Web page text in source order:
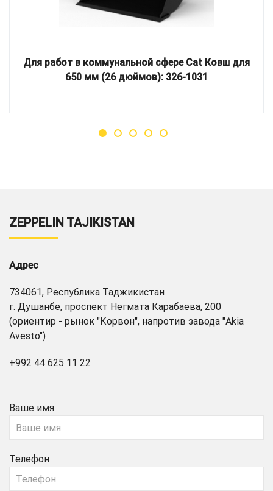
Для работ в коммунальной сфере Cat Ковш для
650 мм (26 дюймов): 326-1031
ZEPPELIN TAJIKISTAN
Адрес
734061, Республика Таджикистан
г. Душанбе, проспект Негмата Карабаева, 200
(ориентир - рынок "Корвон", напротив завода "Akia
Avesto")
+992 44 625 11 22
Ваше имя
Телефон